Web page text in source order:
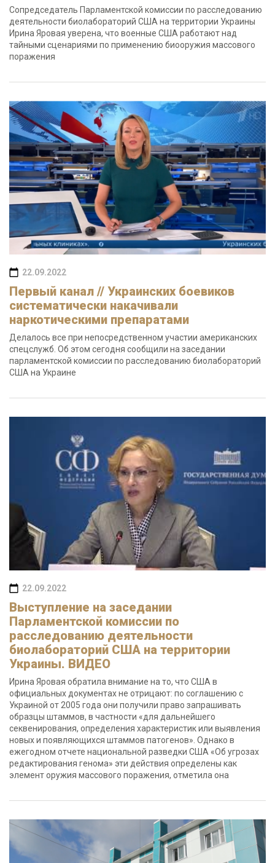
Сопредседатель Парламентской комиссии по расследованию
деятельности биолабораторий США на территории Украины
Ирина Яровая уверена, что военные США работают над
тайными сценариями по применению биооружия массового
поражения
22.09.2022
Первый канал // Украинских боевиков
систематически накачивали
наркотическими препаратами
Делалось все при непосредственном участии американских
спецслужб. Об этом сегодня сообщили на заседании
парламентской комиссии по расследованию биолабораторий
США на Украине
22.09.2022
Выступление на заседании
Парламентской комиссии по
расследованию деятельности
биолабораторий США на территории
Украины. ВИДЕО
Ирина Яровая обратила внимание на то, что США в
официальных документах не отрицают: по соглашению с
Украиной от 2005 года они получили право запрашивать
образцы штаммов, в частности «для дальнейшего
секвенирования, определения характеристик или выявления
новых и появляющихся штаммов патогенов». Однако в
ежегодном отчете национальной разведки США «Об угрозах
редактирования генома» эти действия определены как
элемент оружия массового поражения, отметила она